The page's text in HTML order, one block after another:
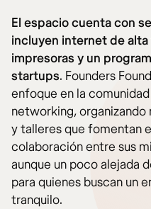
El espacio cuenta con
incluyen internet de
impresoras y un
startups. Founders
enfoque en la
networking,
y talleres que fomentan
colaboración entre sus
aunque un poco alejada
para quienes buscan un
tranquilo.